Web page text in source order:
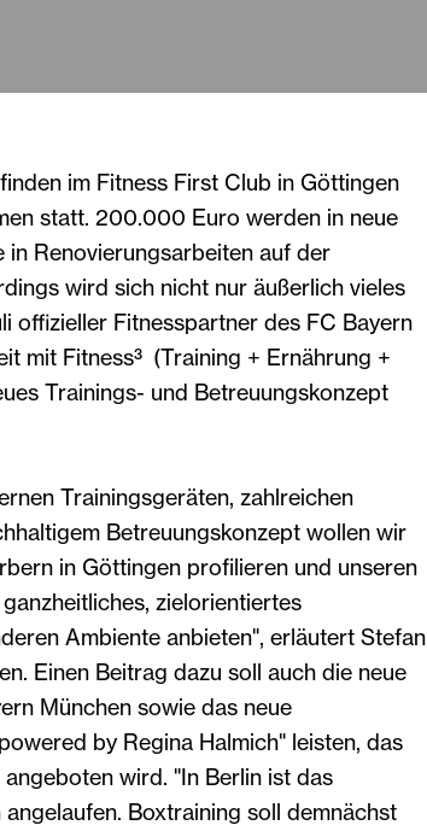
im Fitness First Club in Göttingen
statt. 200.000 Euro werden in neue
Renovierungsarbeiten auf der
wird sich nicht nur äußerlich vieles
offizieller Fitnesspartner des FC Bayern
mit Fitness³ (Training + Ernährung +
Trainings- und Betreuungskonzept
Trainingsgeräten, zahlreichen
Betreuungskonzept wollen wir
in Göttingen profilieren und unseren
zielorientiertes
Ambiente anbieten", erläutert Stefan
Einen Beitrag dazu soll auch die neue
München sowie das neue
by Regina Halmich" leisten, das
wird. "In Berlin ist das
Boxtraining soll demnächst